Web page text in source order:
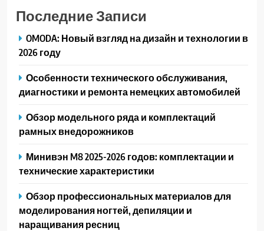
Последние Записи
OMODA: Новый взгляд на дизайн и технологии в
2026 году
Особенности технического обслуживания,
диагностики и ремонта немецких автомобилей
Обзор модельного ряда и комплектаций
рамных внедорожников
Минивэн M8 2025-2026 годов: комплектации и
технические характеристики
Обзор профессиональных материалов для
моделирования ногтей, депиляции и
наращивания ресниц